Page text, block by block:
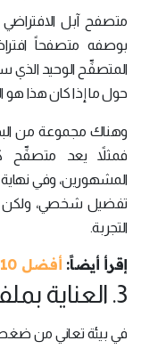
متصفح آبل
بوصفه متصفحاً
المتصفِّح الوحيد
حول ما إذا كان هذا هو
وهناك مجموعة من
المشهورين، وفي
تفضيل شخصي، ولكن
التجربة.
إقرأ أيضاً: أفضل 10 متصفحات إنترنت لعام 2025
3. العناية بملفات تعريف الارتباط
في بيئة تعاني من